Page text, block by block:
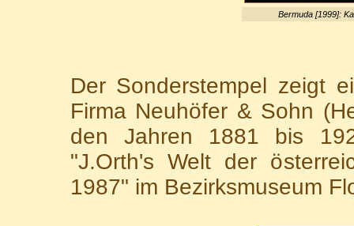
Bermuda [1999]:
Der Sonderstempel zeigt
Firma Neuhöfer & Sohn
den Jahren 1881 bis
"J.Orth's Welt der
1987" im Bezirksmuseum